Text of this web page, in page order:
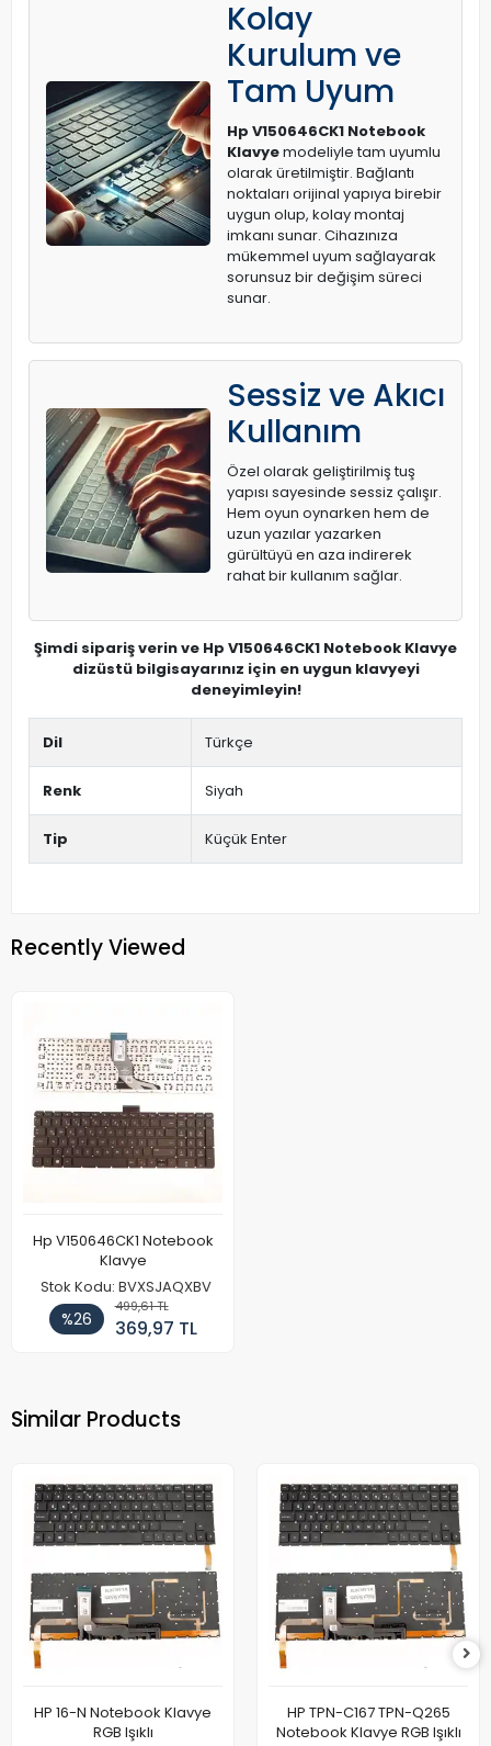
Kolay
Kurulum ve
Tam Uyum
Hp V150646CK1 Notebook
Klavyemodeliyle tam uyumlu
olarak üretilmiştir. Bağlantı
noktaları orijinal yapıya birebir
uygun olup, kolay montaj
imkanı sunar. Cihazınıza
mükemmel uyum sağlayarak
sorunsuz bir değişim süreci
sunar.
Sessiz ve Akıcı
Kullanım
Özel olarak geliştirilmiş tuş
yapısı sayesinde sessiz çalışır.
Hem oyun oynarken hem de
uzun yazılar yazarken
gürültüyü en aza indirerek
rahat bir kullanım sağlar.
Şimdi sipariş verin ve Hp V150646CK1 Notebook Klavye
dizüstü bilgisayarınız için en uygun klavyeyi
deneyimleyin!
Dil Türkçe
Renk Siyah
Tip Küçük Enter
Recently Viewed
Hp V150646CK1 Notebook
Klavye
Stok Kodu: BVXSJAQXBV
%26
499,61 TL
369,97 TL
Similar Products
HP 16-N Notebook Klavye
RGB Işıklı
HP TPN-C167 TPN-Q265
Notebook Klavye RGB Işıklı